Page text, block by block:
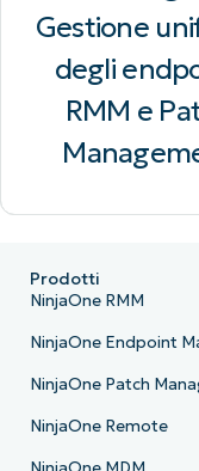
Gestione
degli
RMM e
Sei alla
ulteriori
Scopri tutte le
Prodotti
NinjaOne RMM
NinjaOne Endpoint
NinjaOne Patch
NinjaOne Remote